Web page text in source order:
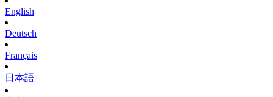
English
Deutsch
Français
日本語